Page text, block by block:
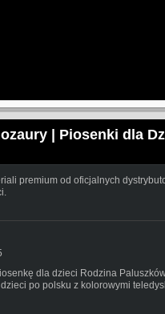
| Piosenki dla
premium od oficjalnych
dla dzieci Rodzina
po polsku z kolorowymi